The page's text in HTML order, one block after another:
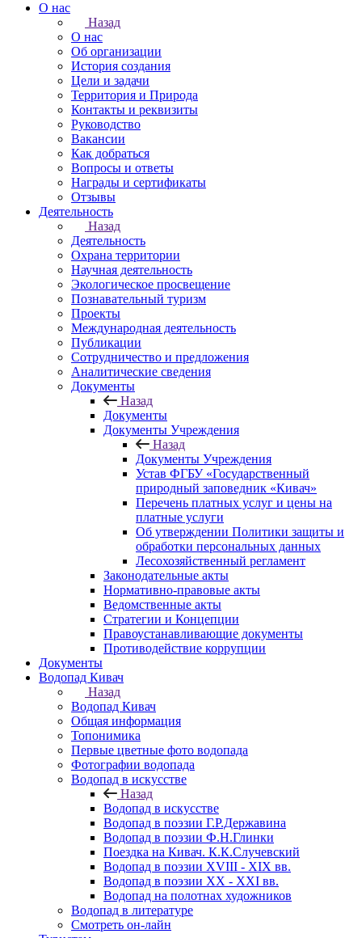
О нас
Назад
О нас
Об организации
История создания
Цели и задачи
Территория и Природа
Контакты и реквизиты
Руководство
Вакансии
Как добраться
Вопросы и ответы
Награды и сертификаты
Отзывы
Деятельность
Назад
Деятельность
Охрана территории
Научная деятельность
Экологическое просвещение
Познавательный туризм
Проекты
Международная деятельность
Публикации
Сотрудничество и предложения
Аналитические сведения
Документы
Назад
Документы
Документы Учреждения
Назад
Документы Учреждения
Устав ФГБУ «Государственный
природный заповедник «Кивач»
Перечень платных услуг и цены на
платные услуги
Об утверждении Политики защиты и
обработки персональных данных
Лесохозяйственный регламент
Законодательные акты
Нормативно-правовые акты
Ведомственные акты
Стратегии и Концепции
Правоустанавливающие документы
Противодействие коррупции
Документы
Водопад Кивач
Назад
Водопад Кивач
Общая информация
Топонимика
Первые цветные фото водопада
Фотографии водопада
Водопад в искусстве
Назад
Водопад в искусстве
Водопад в поэзии Г.Р.Державина
Водопад в поэзии Ф.Н.Глинки
Поездка на Кивач. К.К.Случевский
Водопад в поэзии XVIII - XIX вв.
Водопад в поэзии XX - XXI вв.
Водопад на полотнах художников
Водопад в литературе
Смотреть он-лайн